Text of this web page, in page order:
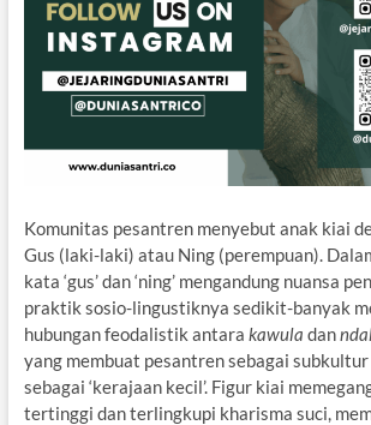
Komunitas pesantren menyebut anak kiai
Gus (laki-laki) atau Ning (perempuan).
kata ‘gus’ dan ‘ning’ mengandung nuansa
praktik sosio-lingustiknya sedikit-banyak
hubungan feodalistik antara kawula dan
yang membuat pesantren sebagai
sebagai ‘kerajaan kecil’. Figur kiai
tertinggi dan terlingkupi kharisma suci,